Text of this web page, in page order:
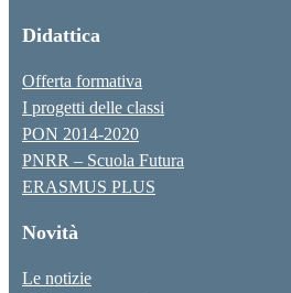
Didattica
Offerta formativa
I progetti delle classi
PON 2014-2020
PNRR – Scuola Futura
ERASMUS PLUS
Novità
Le notizie